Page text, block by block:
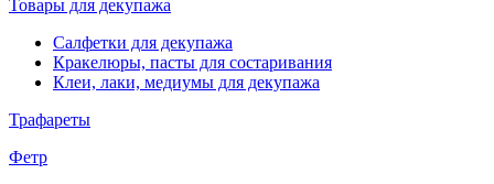
Товары для декупажа
Салфетки для декупажа
Кракелюры, пасты для состаривания
Клеи, лаки, медиумы для декупажа
Трафареты
Фетр